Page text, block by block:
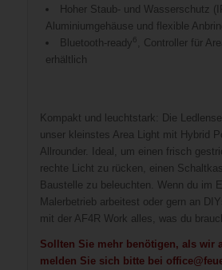
Hoher Staub- und Wasserschutz
Aluminiumgehäuse und flexible
Bluetooth-ready 6
, Controller für
erhältlich
Kompakt und leuchtstark: Die
unser kleinstes Area Light mit Hybrid
Allrounder. Ideal, um einen frisch
rechte Licht zu rücken, einen
Baustelle zu beleuchten. Wenn du im
Malerbetrieb arbeitest oder gern an
mit der AF4R Work alles, was du
Sollten Sie mehr benötigen, als wir
melden Sie sich bitte bei